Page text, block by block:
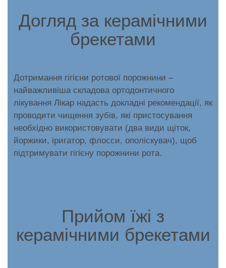
Догляд за керамічними
брекетами
Дотримання гігієни ротової порожнини –
найважливіша складова ортодонтичного
лікування Лікар надасть докладні рекомендації, як
проводити чищення зубів, які пристосування
необхідно використовувати (два види щіток,
йоржики, іригатор, флосси, ополіскувач), щоб
підтримувати гігієну порожнини рота.
Прийом їжі з
керамічними брекетами